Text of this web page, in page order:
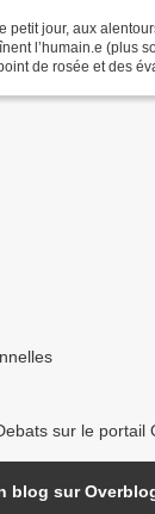
petit jour, aux
l’humain.e (plus
de rosée et des
sur le portail
blog sur